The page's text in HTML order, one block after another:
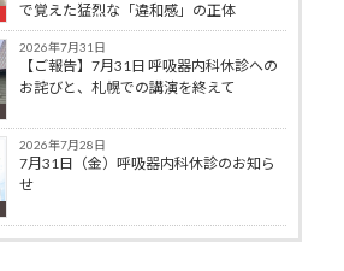
で覚えた猛烈な「違和感」の正体
2026年7月31日
【ご報告】7月31日 呼吸器内科休診への
お詫びと、札幌での講演を終えて
2026年7月28日
7月31日（金）呼吸器内科休診のお知ら
せ